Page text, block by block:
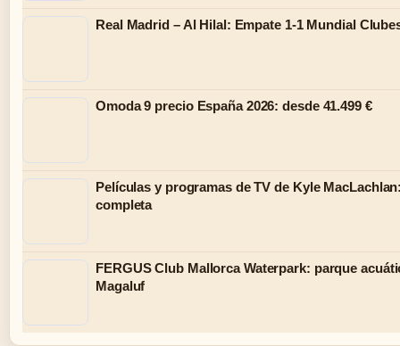
Real Madrid – Al Hilal: Empate 1-1 Mundial
Omoda 9 precio España 2026: desde 41.499 €
Películas y programas de TV de Kyle
completa
FERGUS Club Mallorca Waterpark: parque
Magaluf